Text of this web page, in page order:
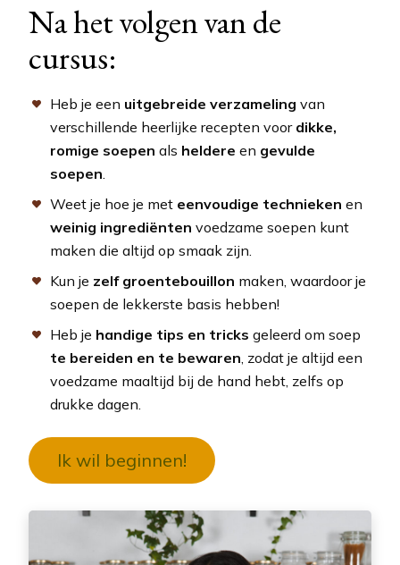
Na het volgen van de
cursus:
Heb je een uitgebreide verzameling van
verschillende heerlijke recepten voor dikke,
romige soepen als heldere en gevulde
soepen.
Weet je hoe je met eenvoudige technieken en
weinig ingrediënten voedzame soepen kunt
maken die altijd op smaak zijn.
Kun je zelf groentebouillon maken, waardoor je
soepen de lekkerste basis hebben!
Heb je handige tips en tricks geleerd om soep
te bereiden en te bewaren, zodat je altijd een
voedzame maaltijd bij de hand hebt, zelfs op
drukke dagen.
Ik wil beginnen!